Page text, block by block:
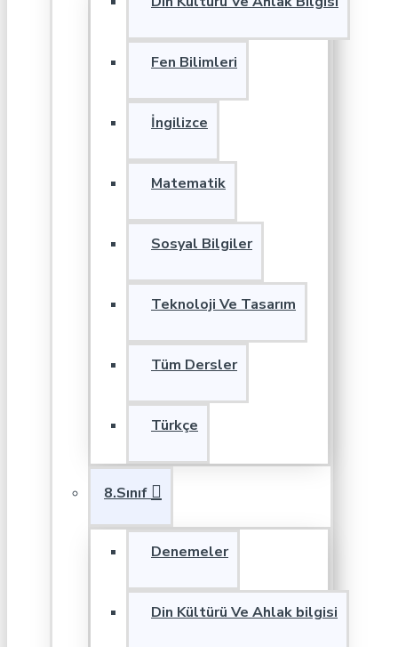
Fen Bilimleri
İngilizce
Matematik
Sosyal Bilgiler
Teknoloji Ve Tasarım
Tüm Dersler
Türkçe
8.Sınıf
Denemeler
Din Kültürü Ve Ahlak bilgisi